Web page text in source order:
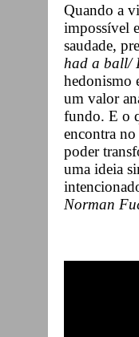
Quando a
impossível
saudade,
had a ball/
hedonismo
um valor
fundo. E o
encontra
poder
uma ideia
Norman